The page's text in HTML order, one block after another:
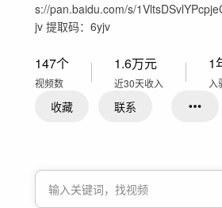
s://pan.baidu.com/s/
jv 提取码：6yjv
147个
视频数
1.6万元
近30天收入
1
入
收藏 联系